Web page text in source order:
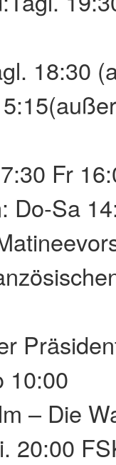
18:30
Fr
Do-Sa
10:00
– Die
20:00